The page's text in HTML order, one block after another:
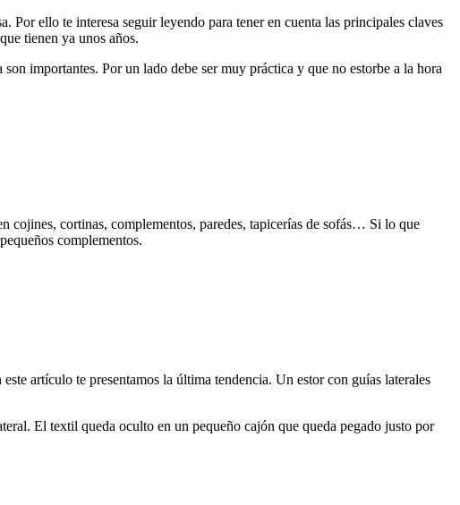
Por ello te interesa seguir leyendo para tener en cuenta las principales claves
tienen ya unos años.
importantes. Por un lado debe ser muy práctica y que no estorbe a la hora
cojines, cortinas, complementos, paredes, tapicerías de sofás… Si lo que
complementos.
artículo te presentamos la última tendencia. Un estor con guías laterales
El textil queda oculto en un pequeño cajón que queda pegado justo por